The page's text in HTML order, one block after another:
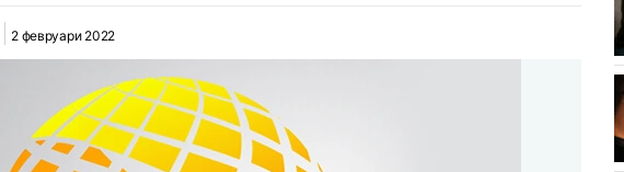
2 февруари 2022